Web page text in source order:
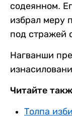
содеянном.
избрал меру
под стражей
Нагванши
Читайте
Толпа